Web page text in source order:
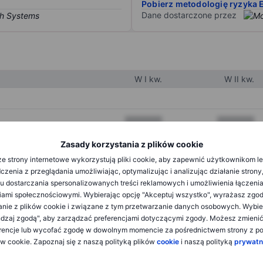
Zasady korzystania z plików cookie
strony internetowe wykorzystują pliki cookie, aby zapewnić użytkownikom
z przeglądania umożliwiając, optymalizując i analizując działanie
dostarczania spersonalizowanych treści reklamowych i umożliwienia
społecznościowymi. Wybierając opcję "Akceptuj wszystko", wyrażasz
z plików cookie i związane z tym przetwarzanie danych osobowych.
zgodą", aby zarządzać preferencjami dotyczącymi zgody. Możesz
lub wycofać zgodę w dowolnym momencie za pośrednictwem strony z
cookie. Zapoznaj się z naszą polityką plików cookie i naszą polityką
Pobierz metodologię ryzyka
Dane dostarczone przez
W I kw. W II kw.
XXXXXXX XXXXXXX
XXXXXXX
XXXXXXX XXXXXXX
XXXXXXX XXXXXXX
XXXXXXX